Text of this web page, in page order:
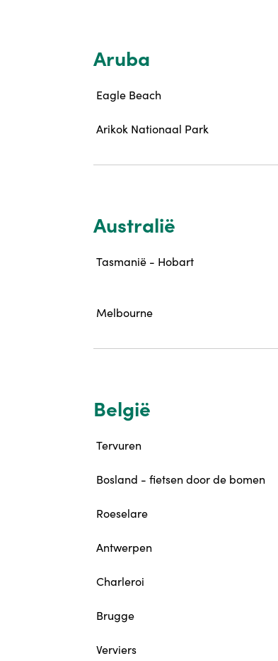
Aruba
Eagle Beach
Arikok Nationaal Park
Australië
Tasmanië - Hobart
Melbourne
België
Tervuren
Bosland - fietsen door de bomen
Roeselare
Antwerpen
Charleroi
Brugge
Verviers